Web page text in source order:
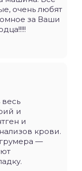
очень любят
за Ваши
весь
и
и
крови.
грумера —